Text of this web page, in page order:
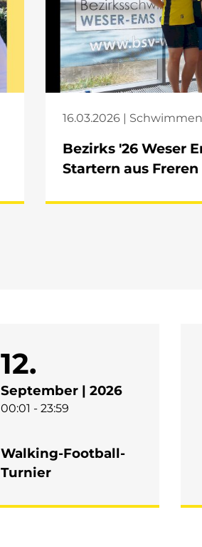
16.03.2026 | Schwimmen
Bezirks '26 Weser
Startern aus Freren
12.
September | 2026
00:01 - 23:59
Walking-Football-
Turnier